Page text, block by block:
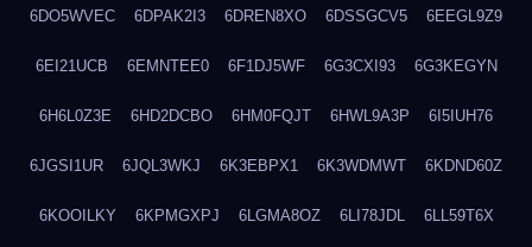
6DO5WVEC 6DPAK2I3 6DREN8XO 6DSSGCV5 6EEGL9Z9
6EI21UCB 6EMNTEE0 6F1DJ5WF 6G3CXI93 6G3KEGYN
6H6L0Z3E 6HD2DCBO 6HM0FQJT 6HWL9A3P 6I5IUH76
6JGSI1UR 6JQL3WKJ 6K3EBPX1 6K3WDMWT 6KDND60Z
6KOOILKY 6KPMGXPJ 6LGMA8OZ 6LI78JDL 6LL59T6X